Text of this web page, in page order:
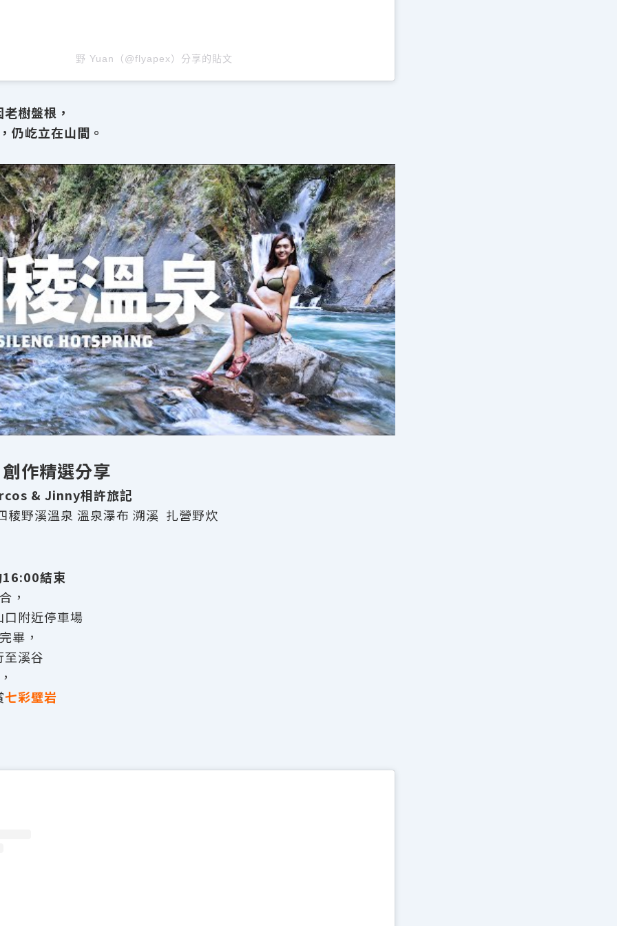
野 Yuan（@flyapex）分享的貼文
老樹盤根，
仍屹立在山間。
作精選分享
& Jinny相許旅記
稜野溪溫泉 溫泉瀑布 溯溪 扎營野炊
結束
，
附近停車場
畢，
溪谷
七彩壁岩